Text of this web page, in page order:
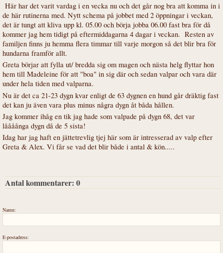
Här har det varit vardag i en vecka nu och det går nog bra att komma in i
de här rutinerna med. Nytt schema på jobbet med 2 öppningar i veckan,
det är tungt att kliva upp kl. 05.00 och börja jobba 06.00 fast bra för då
kommer jag hem tidigt på eftermiddagarna 4 dagar i veckan. Resten av
familjen finns ju hemma flera timmar till varje morgon så det blir bra för
hundarna framför allt.
Greta börjar att fylla ut/ bredda sig om magen och nästa helg flyttar hon
hem till Madeleine för att "boa" in sig där och sedan valpar och vara där
under hela tiden med valparna.
Nu är det ca 21-23 dygn kvar enligt de 63 dygnen en hund går dräktig fast
det kan ju även vara plus minus några dygn åt båda hållen.
Jag kommer ihåg en tik jag hade som valpade på dygn 68, det var
låååånga dygn då de 5 sista!
Idag har jag haft en jättetrevlig tjej här som är intresserad av valp efter
Greta & Alex. Vi får se vad det blir både i antal & kön.....
Antal kommentarer: 0
Namn:
E-postadress: